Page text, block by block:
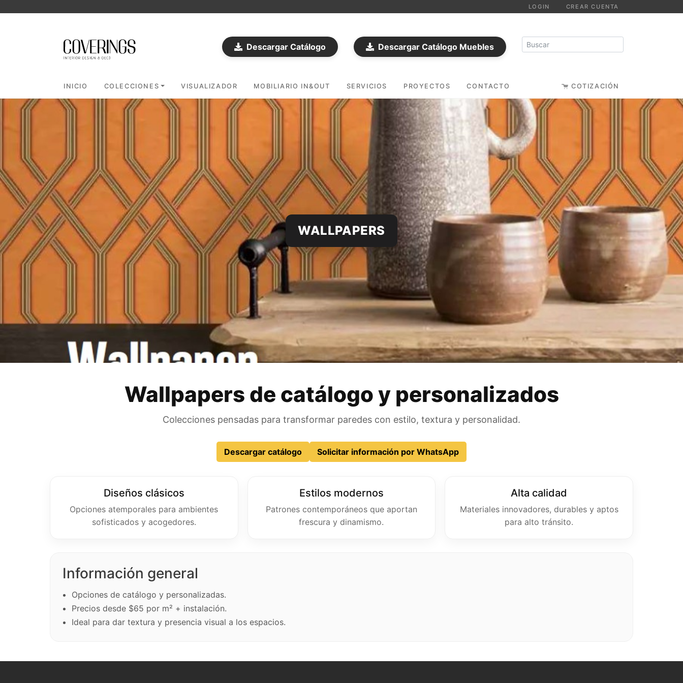
LOGIN CREAR CUENTA
Descargar Catálogo Descargar Catálogo Muebles
INICIO COLECCIONES VISUALIZADOR MOBILIARIO IN&OUT SERVICIOS PROYECTOS CONTACTO COTIZACIÓN
WALLPAPERS
Wallpapers de catálogo y personalizados
Colecciones pensadas para transformar paredes con estilo, textura y personalidad.
Descargar catálogo Solicitar información por WhatsApp
Diseños clásicos
Opciones atemporales para ambientes
sofisticados y acogedores.
Estilos modernos
Patrones contemporáneos que aportan
frescura y dinamismo.
Alta calidad
Materiales innovadores, durables y aptos
para alto tránsito.
Información general
Opciones de catálogo y personalizadas.
Precios desde $65 por m² + instalación.
Ideal para dar textura y presencia visual a los espacios.